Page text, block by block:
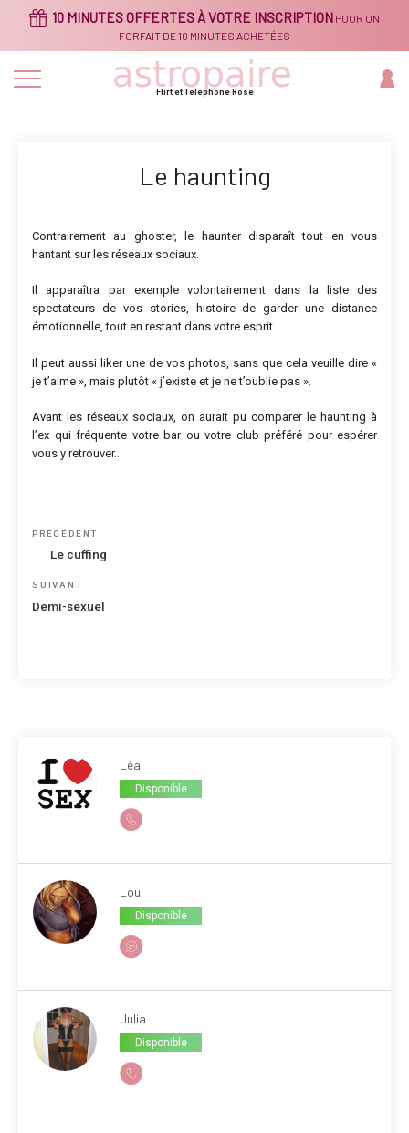
10 MINUTES OFFERTES À VOTRE INSCRIPTION POUR UN
FORFAIT DE 10 MINUTES ACHETÉES
Flirt et Téléphone Rose
Le haunting
Contrairement au ghoster, le haunter disparaît tout en vous
hantant sur les réseaux sociaux.
Il apparaîtra par exemple volontairement dans la liste des
spectateurs de vos stories, histoire de garder une distance
émotionnelle, tout en restant dans votre esprit.
Il peut aussi liker une de vos photos, sans que cela veuille dire «
je t’aime », mais plutôt « j’existe et je ne t’oublie pas ».
Avant les réseaux sociaux, on aurait pu comparer le haunting à
l’ex qui fréquente votre bar ou votre club préféré pour espérer
vous y retrouver…
Navigation
Article
précédent
PRÉCÉDENT
Le cuffing
Article
suivant
SUIVANT
Demi-sexuel
Léa
Disponible
Lou
Disponible
Julia
Disponible